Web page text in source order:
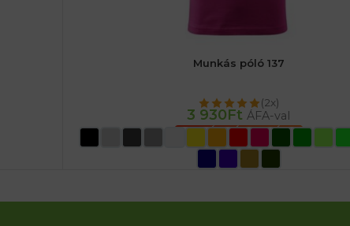
Munkás póló 137
(2x)
3 930Ft ÁFA-val
OPCIÓK VÁLASZTÁSA